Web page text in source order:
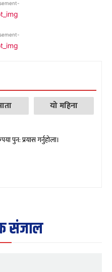
यो महिना
पुन: प्रयास गर्नुहोला।
संजाल